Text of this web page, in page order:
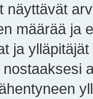
näyttävät
määrää ja
ja